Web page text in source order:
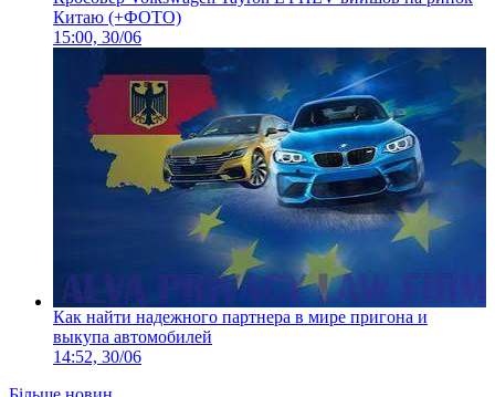
Китаю (+ФОТО)
15:00, 30/06
Как найти надежного партнера в мире пригона и
выкупа автомобилей
14:52, 30/06